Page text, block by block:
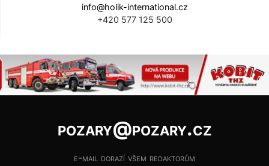
info@holik-international.cz
+420 577 125 500
pozary@pozary.cz
e-mail dorazí všem redaktorům